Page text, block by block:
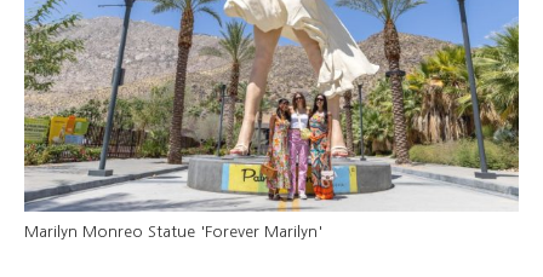
Marilyn Monreo Statue 'Forever Marilyn'